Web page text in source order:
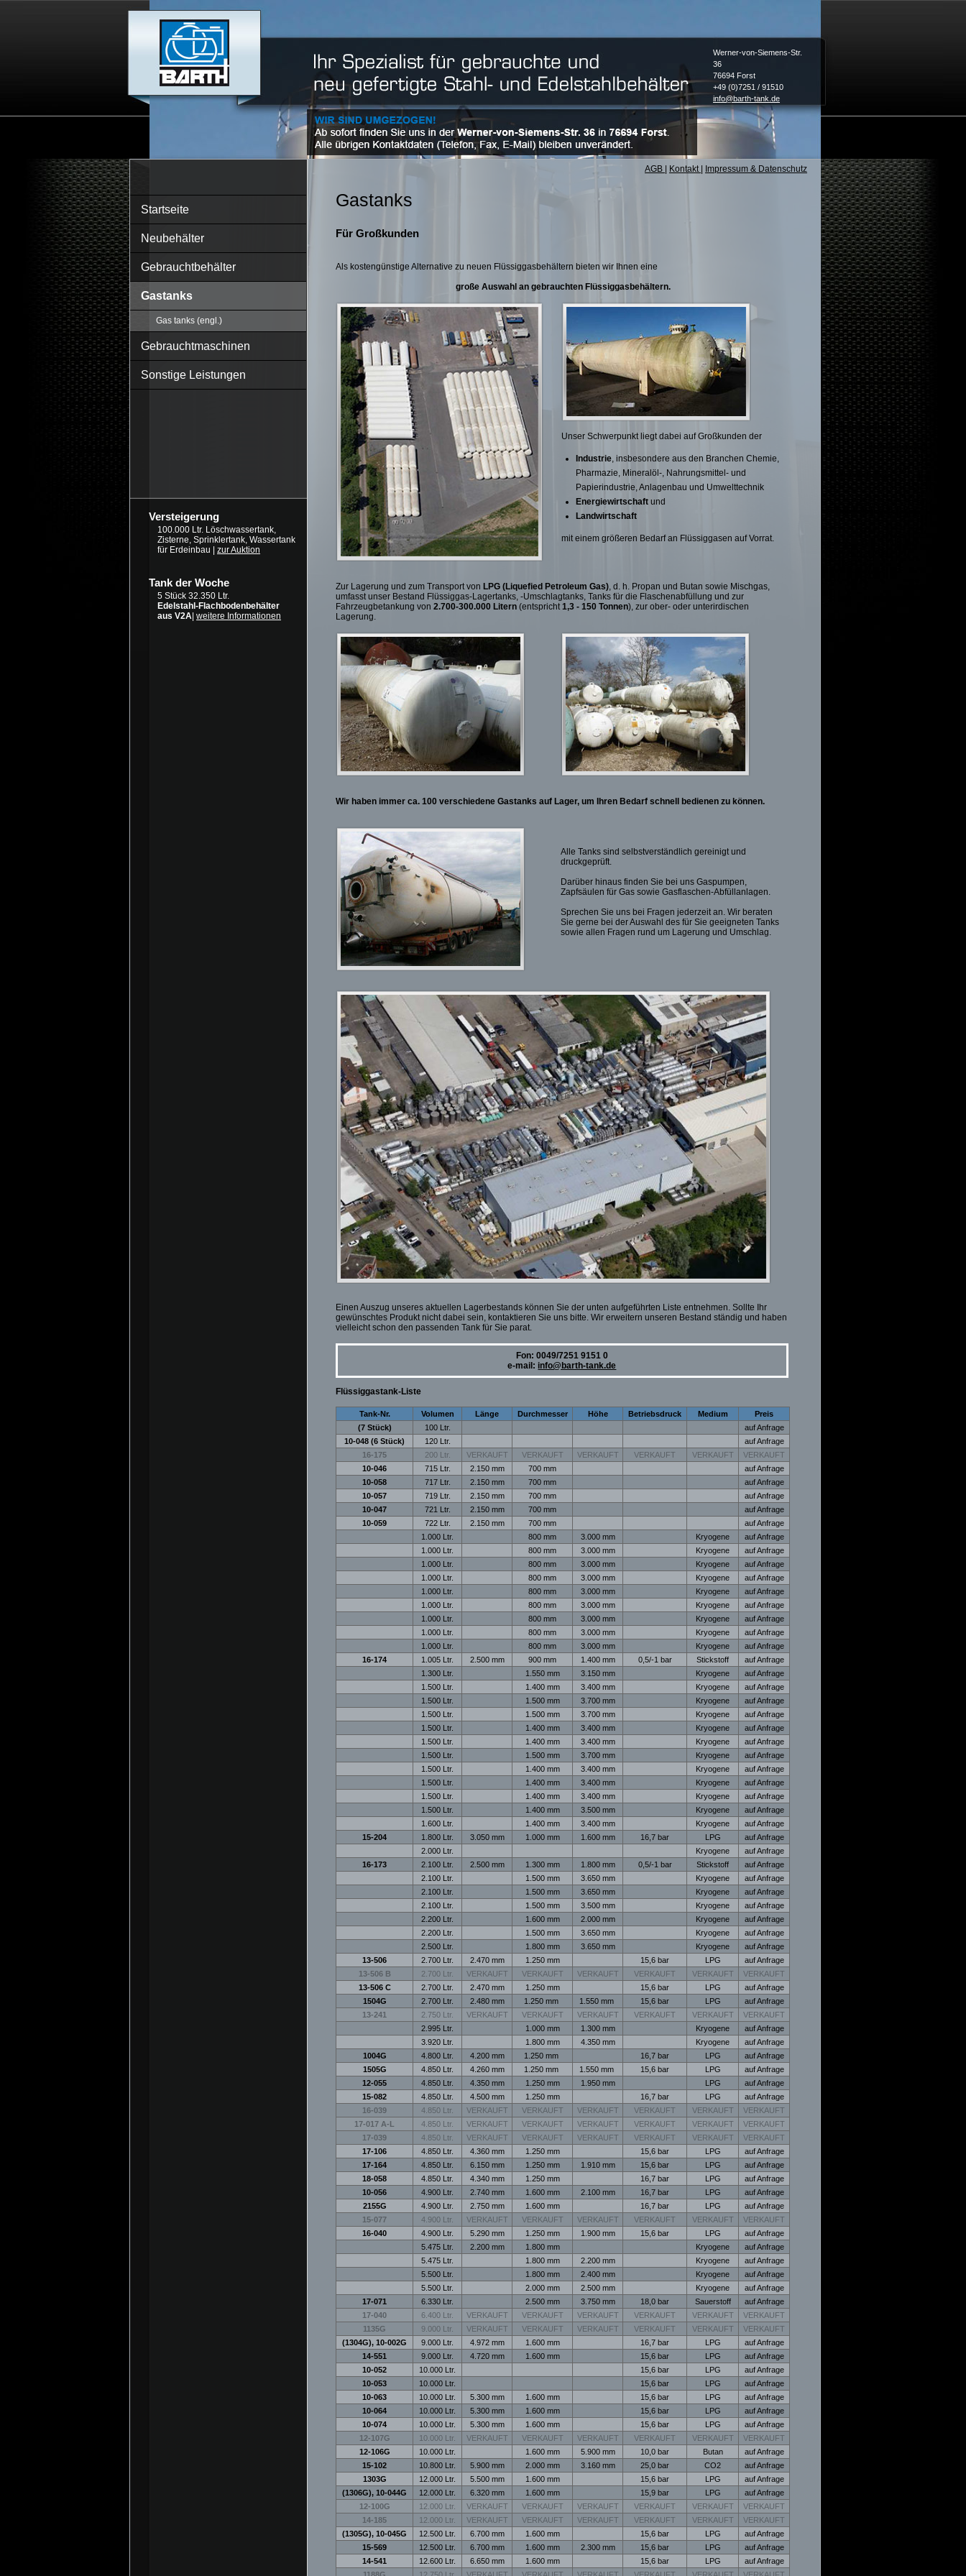
Werner-von-Siemens-Str.
36
76694 Forst
+49 (0)7251 / 91510
info@barth-tank.de
AGB Kontakt Impressum & Datenschutz
Startseite
Neubehälter
Gebrauchtbehälter
Gastanks
Gas tanks (engl.)
Gebrauchtmaschinen
Sonstige Leistungen
Versteigerung
100.000 Ltr. Löschwassertank,
Zisterne, Sprinklertank, Wassertank
für Erdeinbau | zur Auktion
Tank der Woche
5 Stück 32.350 Ltr.
Edelstahl-Flachbodenbehälter
aus V2A weitere Informationen
Gastanks
Für Großkunden
Als kostengünstige Alternative zu neuen Flüssiggasbehältern bieten wir Ihnen eine
große Auswahl an gebrauchten Flüssiggasbehältern.
Unser Schwerpunkt liegt dabei auf Großkunden der
Industrie, insbesondere aus den Branchen Chemie,
Pharmazie, Mineralöl-, Nahrungsmittel- und
Papierindustrie, Anlagenbau und Umwelttechnik
Energiewirtschaftund
Landwirtschaft
mit einem größeren Bedarf an Flüssiggasen auf Vorrat.
Zur Lagerung und zum Transport von LPG (Liquefied Petroleum Gas) , d. h. Propan und Butan sowie Mischgas,
umfasst unser Bestand Flüssiggas-Lagertanks, -Umschlagtanks, Tanks für die Flaschenabfüllung und zur
Fahrzeugbetankung von 2.700-300.000 Litern (entspricht 1,3 - 150 Tonnen), zur ober- oder unterirdischen
Lagerung.
Wir haben immer ca. 100 verschiedene Gastanks auf Lager, um Ihren Bedarf schnell bedienen zu können.
Alle Tanks sind selbstverständlich gereinigt und
druckgeprüft.
Darüber hinaus finden Sie bei uns Gaspumpen,
Zapfsäulen für Gas sowie Gasflaschen-Abfüllanlagen.
Sprechen Sie uns bei Fragen jederzeit an. Wir beraten
Sie gerne bei der Auswahl des für Sie geeigneten Tanks
sowie allen Fragen rund um Lagerung und Umschlag.
Einen Auszug unseres aktuellen Lagerbestands können Sie der unten aufgeführten Liste entnehmen. Sollte Ihr
gewünschtes Produkt nicht dabei sein, kontaktieren Sie uns bitte. Wir erweitern unseren Bestand ständig und haben
vielleicht schon den passenden Tank für Sie parat.
Fon: 0049/7251 9151 0
e-mail: info@barth-tank.de
Flüssiggastank-Liste
Tank-Nr. Volumen Länge Durchmesser Höhe Betriebsdruck Medium
Preis
(7 Stück)
100 Ltr.
auf Anfrage
10-048 (6 Stück)
120 Ltr.
auf Anfrage
16-175
200 Ltr. VERKAUFT VERKAUFT VERKAUFT VERKAUFT VERKAUFT
VERKAUFT
10-046
715 Ltr. 2.150 mm 700 mm
auf Anfrage
10-058
717 Ltr. 2.150 mm 700 mm
auf Anfrage
10-057
719 Ltr. 2.150 mm 700 mm
auf Anfrage
10-047
721 Ltr. 2.150 mm 700 mm
auf Anfrage
10-059
722 Ltr. 2.150 mm 700 mm
auf Anfrage
1.000 Ltr.
800 mm 3.000 mm Kryogene
auf Anfrage
1.000 Ltr.
800 mm 3.000 mm Kryogene
auf Anfrage
1.000 Ltr.
800 mm 3.000 mm Kryogene
auf Anfrage
1.000 Ltr.
800 mm 3.000 mm Kryogene
auf Anfrage
1.000 Ltr.
800 mm 3.000 mm Kryogene
auf Anfrage
1.000 Ltr.
800 mm 3.000 mm Kryogene
auf Anfrage
1.000 Ltr.
800 mm 3.000 mm Kryogene
auf Anfrage
1.000 Ltr.
800 mm 3.000 mm Kryogene
auf Anfrage
1.000 Ltr.
800 mm 3.000 mm Kryogene
auf Anfrage
16-174
1.005 Ltr. 2.500 mm 900 mm 1.400 mm 0,5/-1 bar Stickstoff
auf Anfrage
1.300 Ltr.
1.550 mm 3.150 mm Kryogene
auf Anfrage
1.500 Ltr.
1.400 mm 3.400 mm Kryogene
auf Anfrage
1.500 Ltr.
1.500 mm 3.700 mm Kryogene
auf Anfrage
1.500 Ltr.
1.500 mm 3.700 mm Kryogene
auf Anfrage
1.500 Ltr.
1.400 mm 3.400 mm Kryogene
auf Anfrage
1.500 Ltr.
1.400 mm 3.400 mm Kryogene
auf Anfrage
1.500 Ltr.
1.500 mm 3.700 mm Kryogene
auf Anfrage
1.500 Ltr.
1.400 mm 3.400 mm Kryogene
auf Anfrage
1.500 Ltr.
1.400 mm 3.400 mm Kryogene
auf Anfrage
1.500 Ltr.
1.400 mm 3.400 mm Kryogene
auf Anfrage
1.500 Ltr.
1.400 mm 3.500 mm Kryogene
auf Anfrage
1.600 Ltr.
1.400 mm 3.400 mm Kryogene
auf Anfrage
15-204
1.800 Ltr. 3.050 mm 1.000 mm 1.600 mm 16,7 bar LPG
auf Anfrage
2.000 Ltr.
Kryogene
auf Anfrage
16-173
2.100 Ltr. 2.500 mm 1.300 mm 1.800 mm 0,5/-1 bar Stickstoff
auf Anfrage
2.100 Ltr.
1.500 mm 3.650 mm Kryogene
auf Anfrage
2.100 Ltr.
1.500 mm 3.650 mm Kryogene
auf Anfrage
2.100 Ltr.
1.500 mm 3.500 mm Kryogene
auf Anfrage
2.200 Ltr.
1.600 mm 2.000 mm Kryogene
auf Anfrage
2.200 Ltr.
1.500 mm 3.650 mm Kryogene
auf Anfrage
2.500 Ltr.
1.800 mm 3.650 mm Kryogene
auf Anfrage
13-506
2.700 Ltr. 2.470 mm 1.250 mm 15,6 bar LPG
auf Anfrage
13-506 B
2.700 Ltr. VERKAUFT VERKAUFT VERKAUFT VERKAUFT VERKAUFT
VERKAUFT
13-506 C
2.700 Ltr. 2.470 mm 1.250 mm 15,6 bar LPG
auf Anfrage
1504G
2.700 Ltr. 2.480 mm 1.250 mm 1.550 mm 15,6 bar LPG
auf Anfrage
13-241
2.750 Ltr. VERKAUFT VERKAUFT VERKAUFT VERKAUFT VERKAUFT
VERKAUFT
2.995 Ltr.
1.000 mm 1.300 mm Kryogene
auf Anfrage
3.920 Ltr.
1.800 mm 4.350 mm Kryogene
auf Anfrage
1004G
4.800 Ltr. 4.200 mm 1.250 mm 16,7 bar LPG
auf Anfrage
1505G
4.850 Ltr. 4.260 mm 1.250 mm 1.550 mm 15,6 bar LPG
auf Anfrage
12-055
4.850 Ltr. 4.350 mm 1.250 mm 1.950 mm LPG
auf Anfrage
15-082
4.850 Ltr. 4.500 mm 1.250 mm 16,7 bar LPG
auf Anfrage
16-039
4.850 Ltr. VERKAUFT VERKAUFT VERKAUFT VERKAUFT VERKAUFT
VERKAUFT
17-017 A-L
4.850 Ltr. VERKAUFT VERKAUFT VERKAUFT VERKAUFT VERKAUFT
VERKAUFT
17-039
4.850 Ltr. VERKAUFT VERKAUFT VERKAUFT VERKAUFT VERKAUFT
VERKAUFT
17-106
4.850 Ltr. 4.360 mm 1.250 mm 15,6 bar LPG
auf Anfrage
17-164
4.850 Ltr. 6.150 mm 1.250 mm 1.910 mm 15,6 bar LPG
auf Anfrage
18-058
4.850 Ltr. 4.340 mm 1.250 mm 16,7 bar LPG
auf Anfrage
10-056
4.900 Ltr. 2.740 mm 1.600 mm 2.100 mm 16,7 bar LPG
auf Anfrage
2155G
4.900 Ltr. 2.750 mm 1.600 mm 16,7 bar LPG
auf Anfrage
15-077
4.900 Ltr. VERKAUFT VERKAUFT VERKAUFT VERKAUFT VERKAUFT
VERKAUFT
16-040
4.900 Ltr. 5.290 mm 1.250 mm 1.900 mm 15,6 bar LPG
auf Anfrage
5.475 Ltr.
2.200 mm 1.800 mm Kryogene
auf Anfrage
5.475 Ltr.
1.800 mm 2.200 mm Kryogene
auf Anfrage
5.500 Ltr.
1.800 mm 2.400 mm Kryogene
auf Anfrage
5.500 Ltr.
2.000 mm 2.500 mm Kryogene
auf Anfrage
17-071
6.330 Ltr. 2.500 mm 3.750 mm 18,0 bar Sauerstoff
auf Anfrage
17-040
6.400 Ltr. VERKAUFT VERKAUFT VERKAUFT VERKAUFT VERKAUFT
VERKAUFT
1135G
9.000 Ltr. VERKAUFT VERKAUFT VERKAUFT VERKAUFT VERKAUFT
VERKAUFT
(1304G), 10-002G
9.000 Ltr. 4.972 mm 1.600 mm 16,7 bar LPG
auf Anfrage
14-551
9.000 Ltr. 4.720 mm 1.600 mm 15,6 bar LPG
auf Anfrage
10-052
10.000 Ltr. 15,6 bar LPG
auf Anfrage
10-053
10.000 Ltr. 15,6 bar LPG
auf Anfrage
10-063
10.000 Ltr. 5.300 mm 1.600 mm 15,6 bar LPG
auf Anfrage
10-064
10.000 Ltr. 5.300 mm 1.600 mm 15,6 bar LPG
auf Anfrage
10-074
10.000 Ltr. 5.300 mm 1.600 mm 15,6 bar LPG
auf Anfrage
12-107G
10.000 Ltr. VERKAUFT VERKAUFT VERKAUFT VERKAUFT VERKAUFT
VERKAUFT
12-106G
10.000 Ltr. 1.600 mm 5.900 mm 10,0 bar Butan
auf Anfrage
15-102
10.800 Ltr. 5.900 mm 2.000 mm 3.160 mm 25,0 bar CO2
auf Anfrage
1303G
12.000 Ltr. 5.500 mm 1.600 mm 15,6 bar LPG
auf Anfrage
(1306G), 10-044G
12.000 Ltr. 6.320 mm 1.600 mm 15,9 bar LPG
auf Anfrage
12-100G
12.000 Ltr. VERKAUFT VERKAUFT VERKAUFT VERKAUFT VERKAUFT
VERKAUFT
14-185
12.000 Ltr. VERKAUFT VERKAUFT VERKAUFT VERKAUFT VERKAUFT
VERKAUFT
(1305G), 10-045G
12.500 Ltr. 6.700 mm 1.600 mm 15,6 bar LPG
auf Anfrage
15-569
12.500 Ltr. 6.700 mm 1.600 mm 2.300 mm 15,6 bar LPG
auf Anfrage
14-541
12.600 Ltr. 6.650 mm 1.600 mm 15,6 bar LPG
auf Anfrage